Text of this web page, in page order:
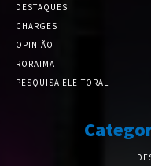
DESTAQUES
CHARGES
OPINIÃO
RORAIMA
PESQUISA ELEITORAL